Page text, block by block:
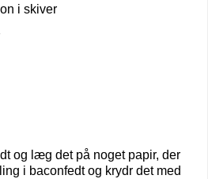
i skiver
og læg det på noget papir, der
i baconfedt og krydr det med